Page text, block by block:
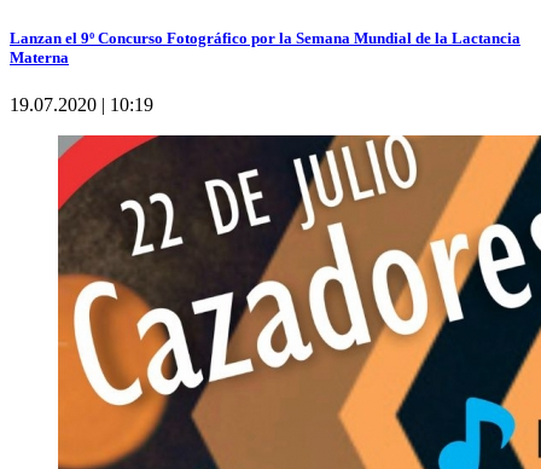
Lanzan el 9º Concurso Fotográfico por la Semana Mundial de la Lactancia
Materna
19.07.2020 | 10:19